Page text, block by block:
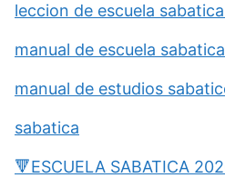
leccion de escuela
manual de escuela
manual de estudios
sabatica
🔻ESCUELA SABATICA